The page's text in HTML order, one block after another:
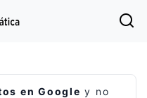
en Google y no